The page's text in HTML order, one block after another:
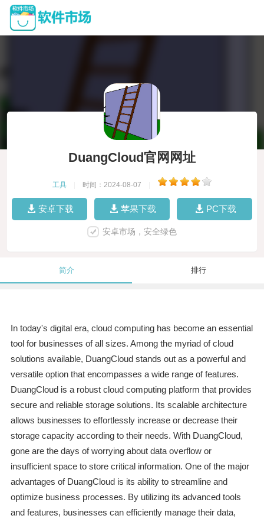
DuangCloud官网网址
工具 时间：2024-08-07
安卓下载 苹果下载 PC下载
安卓市场，安全绿色
简介 排行
In today's digital era, cloud computing has become an essential
tool for businesses of all sizes. Among the myriad of cloud
solutions available, DuangCloud stands out as a powerful and
versatile option that encompasses a wide range of features.
DuangCloud is a robust cloud computing platform that provides
secure and reliable storage solutions. Its scalable architecture
allows businesses to effortlessly increase or decrease their
storage capacity according to their needs. With DuangCloud,
gone are the days of worrying about data overflow or
insufficient space to store critical information. One of the major
advantages of DuangCloud is its ability to streamline and
optimize business processes. By utilizing its advanced tools
and features, businesses can efficiently manage their data,